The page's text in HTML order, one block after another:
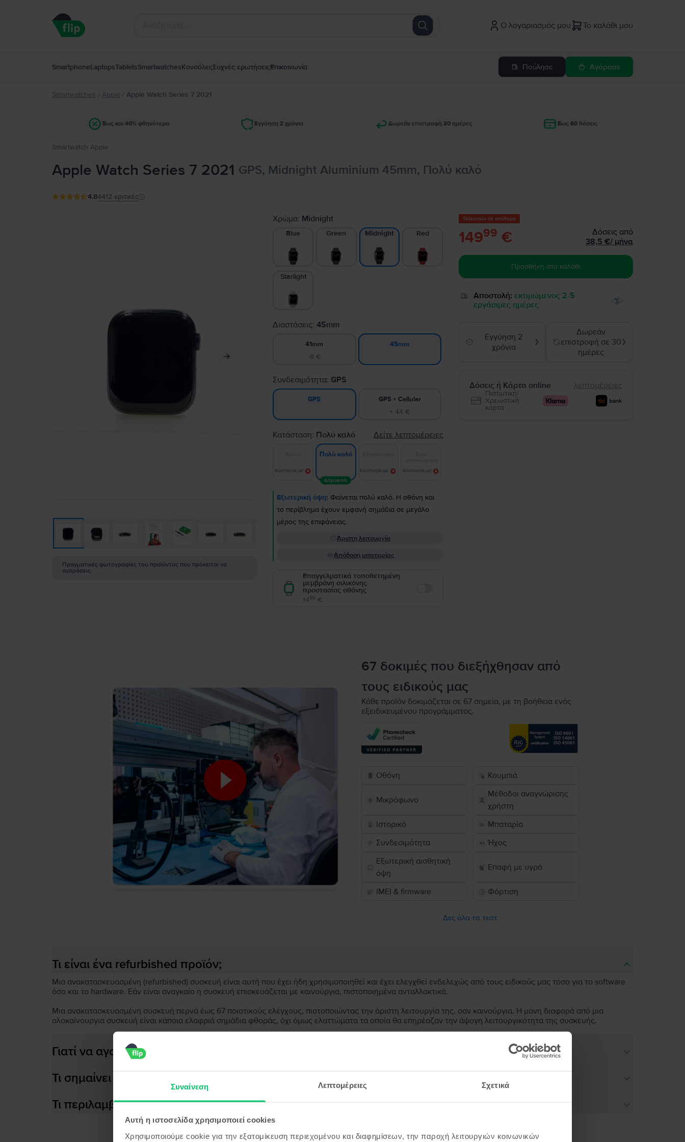
Συναίνεση Λεπτομέρειες Σχετικά
Αυτή η ιστοσελίδα χρησιμοποιεί cookies
Χρησιμοποιούμε cookie για την εξατομίκευση περιεχομένου και διαφημίσεων, την παροχή λειτουργιών κοινωνικών
Ο λογαριασμός μου Το καλάθι μου
SmartphoneLaptopsTabletsSmartwatchesΚονσόλεςΣυχνές ερωτήσειςΕπικοινωνία Πούλησε Αγόρασε
Smartwatches / Apple / Apple Watch Series 7 2021
Έως και 40% φθηνότερα Εγγύηση 2 χρόνια Δωρεάν επιστροφή 30 ημέρες Έως 60 δόσεις
Smartwatch Apple
Apple Watch Series 7 2021 GPS, Midnight Aluminium 45mm, Πολύ καλό
4.84412 κριτικές
Πραγματικές φωτογραφίες του προϊόντος που πρόκειται να
αγοράσεις.
Χρώμα: Midnight
Blue Green Midnight Red
Starlight
Διαστάσεις:45mm
41mm
-8 €
45mm
Συνδεσιμότητα: GPS
GPS GPS + Cellular
+ 44 €
Κατάσταση: Πολύ καλό Δείτε λεπτομέρειες
Ειδοποίησε με!
Πολύ καλό
Δημοφιλή
Ειδοποίησε με! Ειδοποίησε με!
Εξωτερική όψη: Φαίνεται πολύ καλό. Η οθόνη και
το περίβλημα έχουν εμφανή σημάδια σε μεγάλο
μέρος της επιφάνειας.
Άριστη λειτουργία
Απόδοση μπαταρίας
Επαγγελματικά τοποθετημένη
μεμβράνη σιλικόνης
προστασίας οθόνης
1499 €
Τελευταίο σε απόθεμα
14999 €
Δόσεις από
38,5 €/ μήνα
Προσθήκη στο καλάθι
Αποστολή: εκτιμώμενος 2-5
εργάσιμες ημέρες
Εγγύηση 2
χρόνια
❯
Δωρεάν
επιστροφή σε 30
ημέρες
❯
Δόσεις ή Κάρτα online λεπτομέρειες
Πιστωτική/
Χρεωστική
κάρτα
67 δοκιμές που διεξήχθησαν από
τους ειδικούς μας
Κάθε προϊόν δοκιμάζεται σε 67 σημεία, με τη βοήθεια ενός
εξειδικευμένου προγράμματος.
Οθόνη Κουμπιά
Μικρόφωνο
Μέθοδοι αναγνώρισης
χρήστη
Ιστορικό
Μπαταρία
Συνδεσιμότητα
Ήχος
Εξωτερική αισθητική
όψη
Επαφή με υγρά
IMEI & firmware Φόρτιση
Δες όλα τα τεστ
Τι είναι ένα refurbished προϊόν;
Μια ανακατασκευασμένη (refurbished) συσκευή είναι αυτή που έχει ήδη χρησιμοποιηθεί και έχει ελεγχθεί ενδελεχώς από τους ειδικούς μας τόσο για το software
όσο και το hardware. Εάν είναι αναγκαίο η συσκευή επισκευάζεται με καινούργια, πιστοποιημένα ανταλλακτικά.
Μια ανακατασκευασμένη συσκευή περνά έως 67 ποιοτικούς ελέγχους, πιστοποιώντας την άριστη λειτουργία της, σαν καινούργια. Η μόνη διαφορά από μια
ολοκαίνουργια συσκευή είναι κάποια ελαφριά σημάδια φθοράς, όχι όμως ελαττώματα τα οποία θα επηρέαζαν την άψογη λειτουργικότητα της συσκευής.
Γιατί να αγοράσεις μια ανακατασκευασμένη συσκευή;
Τι σημαίνει αποδοτική μπαταρία;
Τι περιλαμβάνεται στο κουτί της συσκευής;